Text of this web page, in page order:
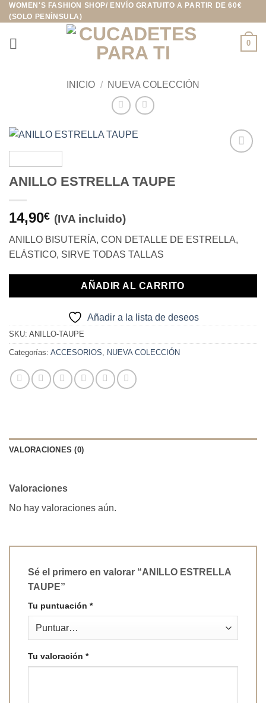
Saltar
al
contenido
WOMEN'S FASHION SHOP/ ENVÍO GRATUITO A PARTIR DE 60€
(SOLO PENÍNSULA)
0
INICIO / NUEVA COLECCIÓN
ANILLO ESTRELLA TAUPE
14,90€ (IVA incluido)
ANILLO BISUTERÍA, CON DETALLE DE ESTRELLA,
ELÁSTICO, SIRVE TODAS TALLAS
AÑADIR AL CARRITO
Añadir a la lista de deseos
SKU: ANILLO-TAUPE
Categorías: ACCESORIOS NUEVA COLECCIÓN
VALORACIONES (0)
Valoraciones
No hay valoraciones aún.
Sé el primero en valorar “ANILLO ESTRELLA
TAUPE”
Tu puntuación *
Tu valoración *